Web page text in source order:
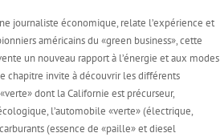
journaliste économique, relate l’expérience et
américains du «green business», cette
un nouveau rapport à l’énergie et aux modes
chapitre invite à découvrir les différents
dont la Californie est précurseur,
l’automobile «verte» (électrique,
(essence de «paille» et diesel